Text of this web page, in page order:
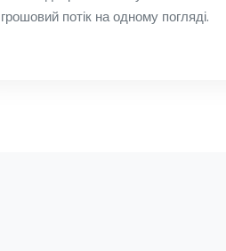
грошовий потік на одному погляді.